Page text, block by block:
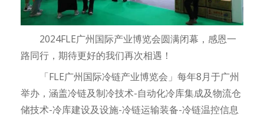
2024FLE广州国际产业博览会圆满闭幕，感恩一
路同行，期待更好的我们再次相遇！
「FLE广州国际冷链产业博览会」每年8月于广州
举办，涵盖冷链及制冷技术-自动化冷库集成及物流仓
储技术-冷库建设及设施-冷链运输装备-冷链温控信息